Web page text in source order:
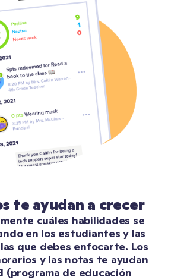
te ayudan a crecer
cuáles habilidades se
en los estudiantes y las
que debes enfocarte. Los
y las notas te ayudan
(programa de educación